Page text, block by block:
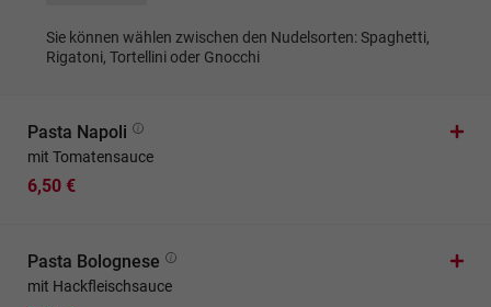
Sie können wählen zwischen den Nudelsorten: Spaghetti,
Rigatoni, Tortellini oder Gnocchi
Pasta Napoli
mit Tomatensauce
6,50 €
Pasta Bolognese
mit Hackfleischsauce